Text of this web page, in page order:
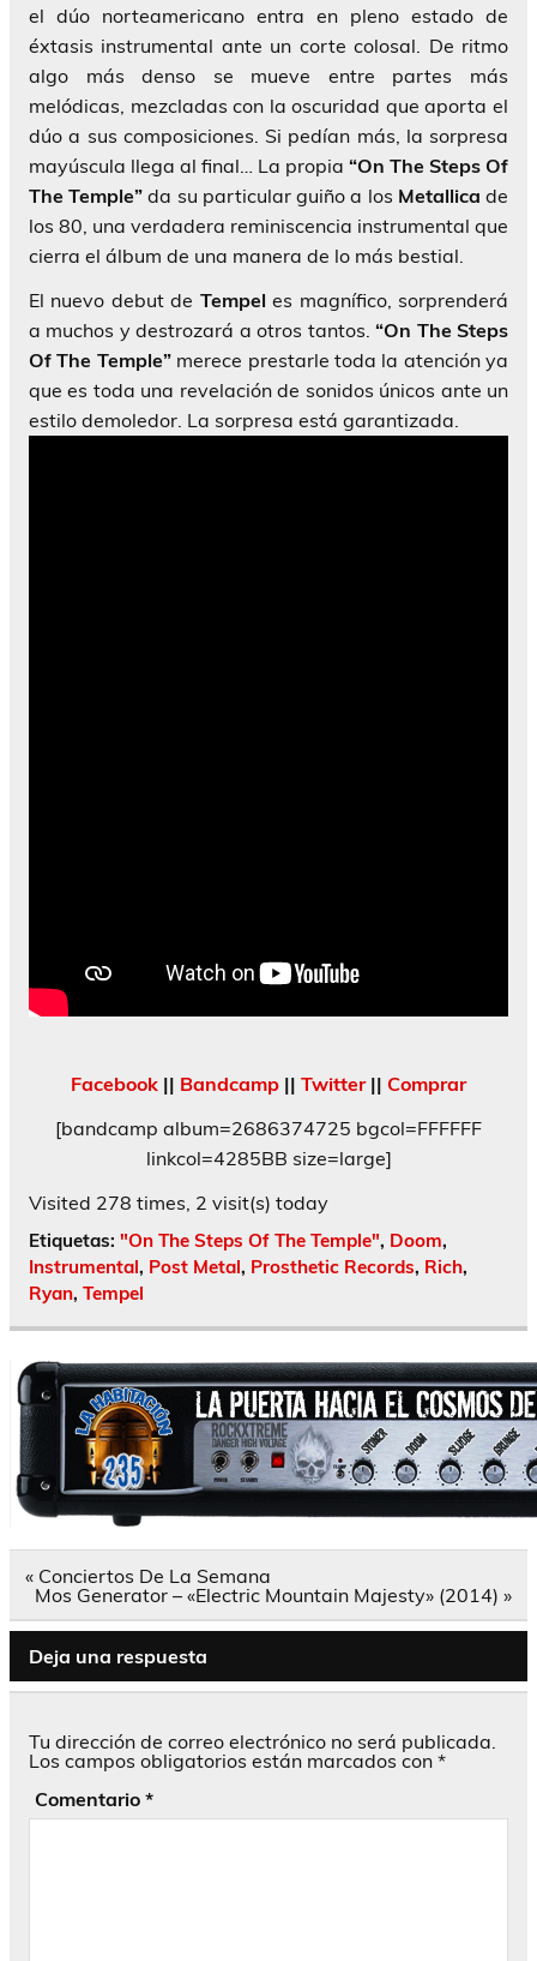
el dúo norteamericano entra en pleno estado de
éxtasis instrumental ante un corte colosal. De ritmo
algo más denso se mueve entre partes más
melódicas, mezcladas con la oscuridad que aporta el
dúo a sus composiciones. Si pedían más, la sorpresa
mayúscula llega al final… La propia “On The Steps Of
The Temple” da su particular guiño a los Metallicade
los 80, una verdadera reminiscencia instrumental que
cierra el álbum de una manera de lo más bestial.
El nuevo debut de Tempeles magnífico, sorprenderá
a muchos y destrozará a otros tantos.“On The Steps
Of The Temple”merece prestarle toda la atención ya
que es toda una revelación de sonidos únicos ante un
estilo demoledor. La sorpresa está garantizada.
Facebook || Bandcamp || Twitter|| Comprar
[bandcamp album=2686374725 bgcol=FFFFFF
linkcol=4285BB size=large]
Visited 278 times, 2 visit(s) today
Etiquetas: "On The Steps Of The Temple", Doom,
Instrumental, Post Metal, Prosthetic Records, Rich,
Ryan, Tempel
Navegación
de
« Conciertos De La Semana
Mos Generator – «Electric Mountain Majesty» (2014) »
Deja una respuesta
Tu dirección de correo electrónico no será publicada.
Los campos obligatorios están marcados con *
Comentario *